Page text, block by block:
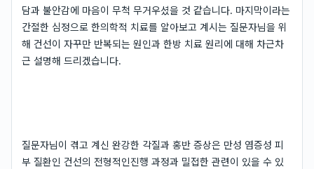
담과 불안감에 마음이 무척 무거우셨을 것 같습니다. 마지막이라는
간절한 심정으로 한의학적 치료를 알아보고 계시는 질문자님을 위
해 건선이 자꾸만 반복되는 원인과 한방 치료 원리에 대해 차근차
근 설명해 드리겠습니다.
질문자님이 겪고 계신 완강한 각질과 홍반 증상은 만성 염증성 피
부 질환인 건선의 전형적인진행 과정과 밀접한 관련이 있을 수 있